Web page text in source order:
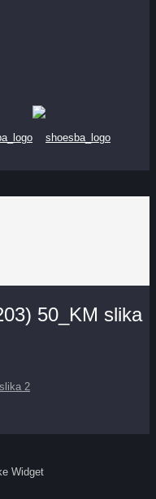
50_KM slika
2